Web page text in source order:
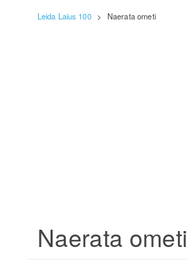
Leida Laius 100 > Naerata ometi
Naerata ometi